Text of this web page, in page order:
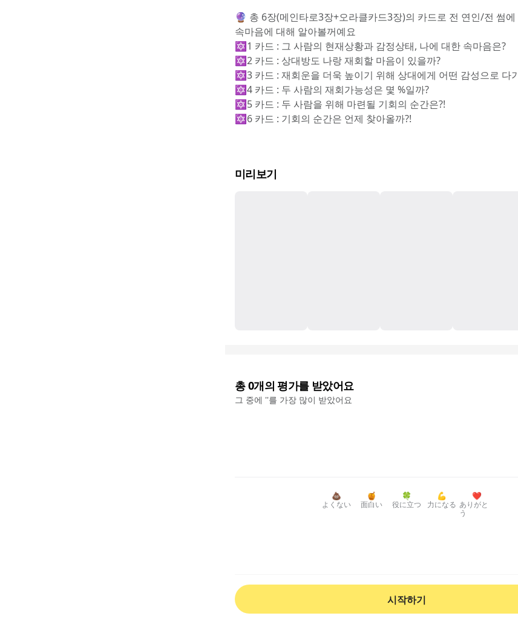
🔮 총 6장(메인타로3장+오라클카드3장)의 카드로 전 연인/전 썸
속마음에 대해 알아볼꺼예요
🔯1 카드 : 그 사람의 현재상황과 감정상태, 나에 대한 속마음은?
🔯2 카드 : 상대방도 나랑 재회할 마음이 있을까?
🔯3 카드 : 재회운을 더욱 높이기 위해 상대에게 어떤 감성으로 다
🔯4 카드 : 두 사람의 재회가능성은 몇 %일까?
🔯5 카드 : 두 사람을 위해 마련될 기회의 순간은?!
🔯6 카드 : 기회의 순간은 언제 찾아올까?!
미리보기
총0개의 평가를 받았어요
그 중에 ''를 가장 많이 받았어요
💩
よくない
🍯
面白い
🍀
役に立つ
💪
力になる
❤️
ありがと
う
시작하기